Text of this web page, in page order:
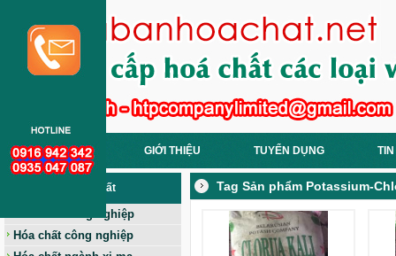
TRANG CHỦ GIỚI THIỆU TUYỂN DỤNG
Các Loại Hoá Chất
Hóa chất nông nghiệp
Hóa chất công nghiệp
Tag Sản phẩm Potassium-